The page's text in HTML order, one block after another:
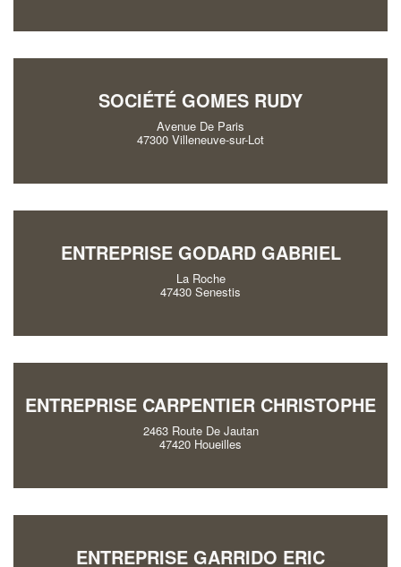
SOCIÉTÉ GOMES RUDY
Avenue De Paris
47300 Villeneuve-sur-Lot
ENTREPRISE GODARD GABRIEL
La Roche
47430 Senestis
ENTREPRISE CARPENTIER CHRISTOPHE
2463 Route De Jautan
47420 Houeilles
ENTREPRISE GARRIDO ERIC